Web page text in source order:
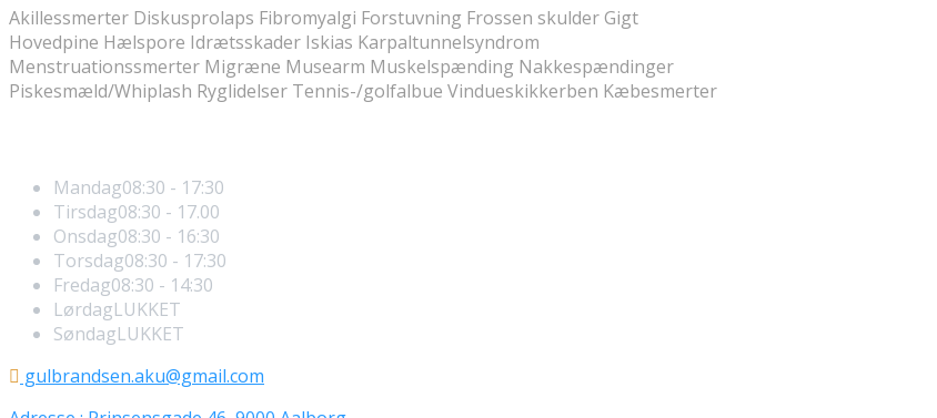
Akillessmerter Diskusprolaps Fibromyalgi Forstuvning Frossen skulder Gigt
Hovedpine Hælspore Idrætsskader Iskias Karpaltunnelsyndrom
Menstruationssmerter Migræne Musearm Muskelspænding Nakkespændinger
Piskesmæld/Whiplash Ryglidelser Tennis-/golfalbue Vindueskikkerben Kæbesmerter
Mandag08:30 - 17:30
Tirsdag08:30 - 17.00
Onsdag08:30 - 16:30
Torsdag08:30 - 17:30
Fredag08:30 - 14:30
LørdagLUKKET
SøndagLUKKET
gulbrandsen.aku@gmail.com